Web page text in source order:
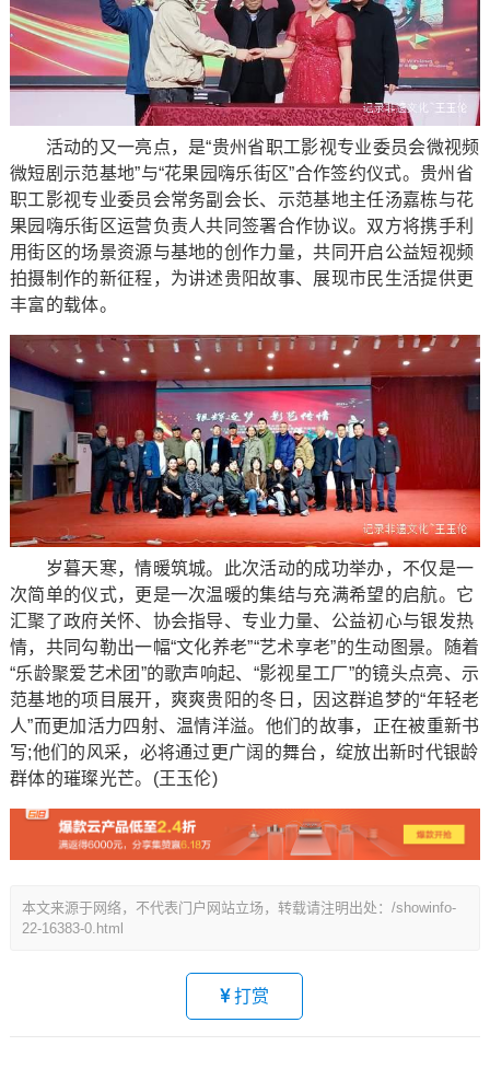
活动的又一亮点，是“贵州省职工影视专业委员会微视频
微短剧示范基地”与“花果园嗨乐街区”合作签约仪式。贵州省
职工影视专业委员会常务副会长、示范基地主任汤嘉栋与花
果园嗨乐街区运营负责人共同签署合作协议。双方将携手利
用街区的场景资源与基地的创作力量，共同开启公益短视频
拍摄制作的新征程，为讲述贵阳故事、展现市民生活提供更
丰富的载体。
岁暮天寒，情暖筑城。此次活动的成功举办，不仅是一
次简单的仪式，更是一次温暖的集结与充满希望的启航。它
汇聚了政府关怀、协会指导、专业力量、公益初心与银发热
情，共同勾勒出一幅“文化养老”“艺术享老”的生动图景。随着
“乐龄聚爱艺术团”的歌声响起、“影视星工厂”的镜头点亮、示
范基地的项目展开，爽爽贵阳的冬日，因这群追梦的“年轻老
人”而更加活力四射、温情洋溢。他们的故事，正在被重新书
写;他们的风采，必将通过更广阔的舞台，绽放出新时代银龄
群体的璀璨光芒。(王玉伦)
本文来源于网络，不代表门户网站立场，转载请注明出处：/showinfo-
22-16383-0.html
打赏